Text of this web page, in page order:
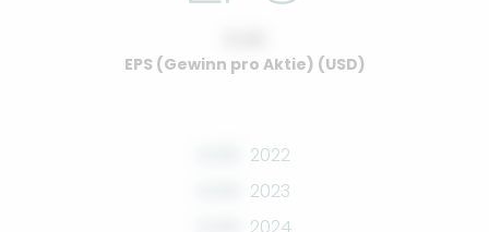
EPS (Gewinn pro Aktie) (USD)
2022
2023